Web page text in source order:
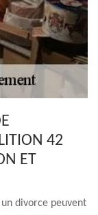
42
ET
divorce peuvent